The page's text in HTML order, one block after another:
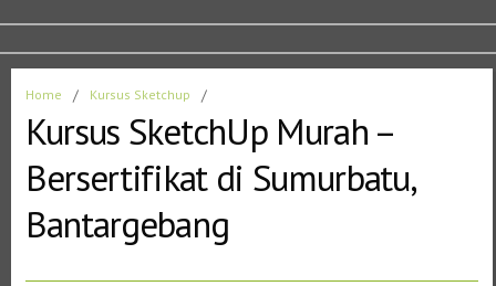
Home / Kursus Sketchup /
Kursus SketchUp Murah –
Bersertifikat di Sumurbatu,
Bantargebang